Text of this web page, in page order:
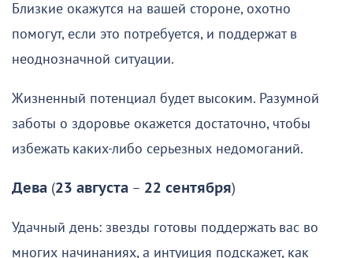
Близкие окажутся на вашей стороне, охотно
помогут, если это потребуется, и поддержат в
неоднозначной ситуации.
Жизненный потенциал будет высоким. Разумной
заботы о здоровье окажется достаточно, чтобы
избежать каких-либо серьезных недомоганий.
Дева (23 августа – 22 сентября)
Удачный день: звезды готовы поддержать вас во
многих начинаниях, а интуиция подскажет, как